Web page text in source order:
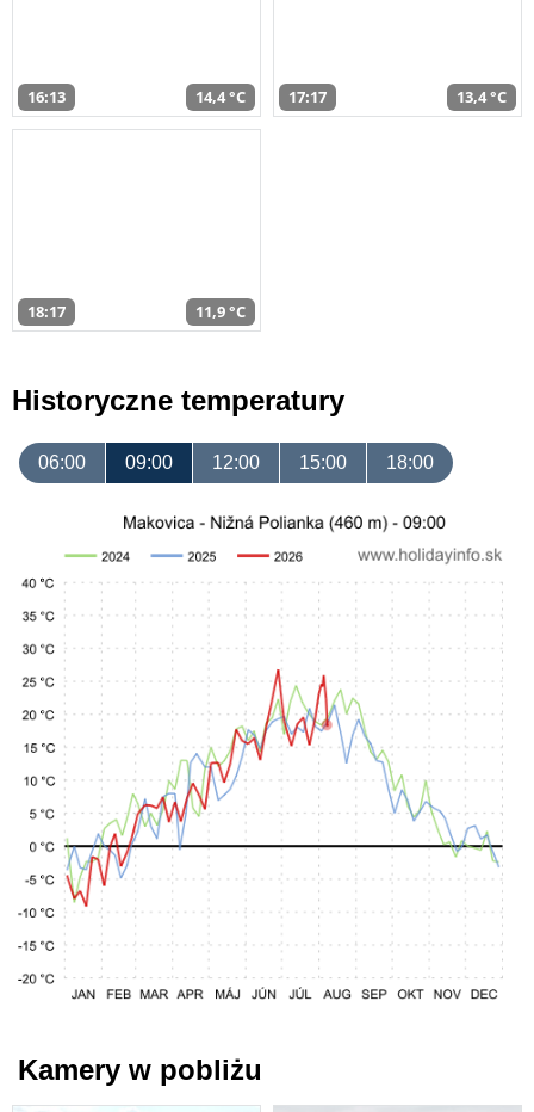
16:13 14,4 °C 17:17 13,4 °C
18:17 11,9 °C
Historyczne temperatury
06:00 09:00 12:00 15:00 18:00
Kamery w pobliżu